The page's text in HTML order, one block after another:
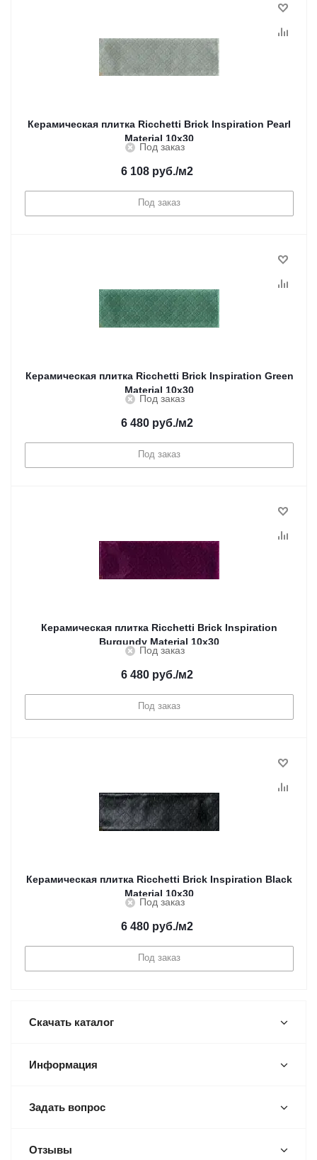
Керамическая плитка Ricchetti Brick Inspiration Pearl
Material 10x30
Под заказ
6 108руб./м2
Под заказ
Керамическая плитка Ricchetti Brick Inspiration Green
Material 10x30
Под заказ
6 480руб./м2
Под заказ
Керамическая плитка Ricchetti Brick Inspiration
Burgundy Material 10x30
Под заказ
6 480руб./м2
Под заказ
Керамическая плитка Ricchetti Brick Inspiration Black
Material 10x30
Под заказ
6 480руб./м2
Под заказ
Скачать каталог
Информация
Задать вопрос
Отзывы